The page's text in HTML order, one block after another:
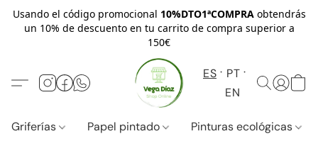
Usando el código promocional 10%DTO1ªCOMPRAobtendrás
un 10% de descuento en tu carrito de compra superior a
150€
ES
PT
EN
Griferías Papel pintado Pinturas ecológicas